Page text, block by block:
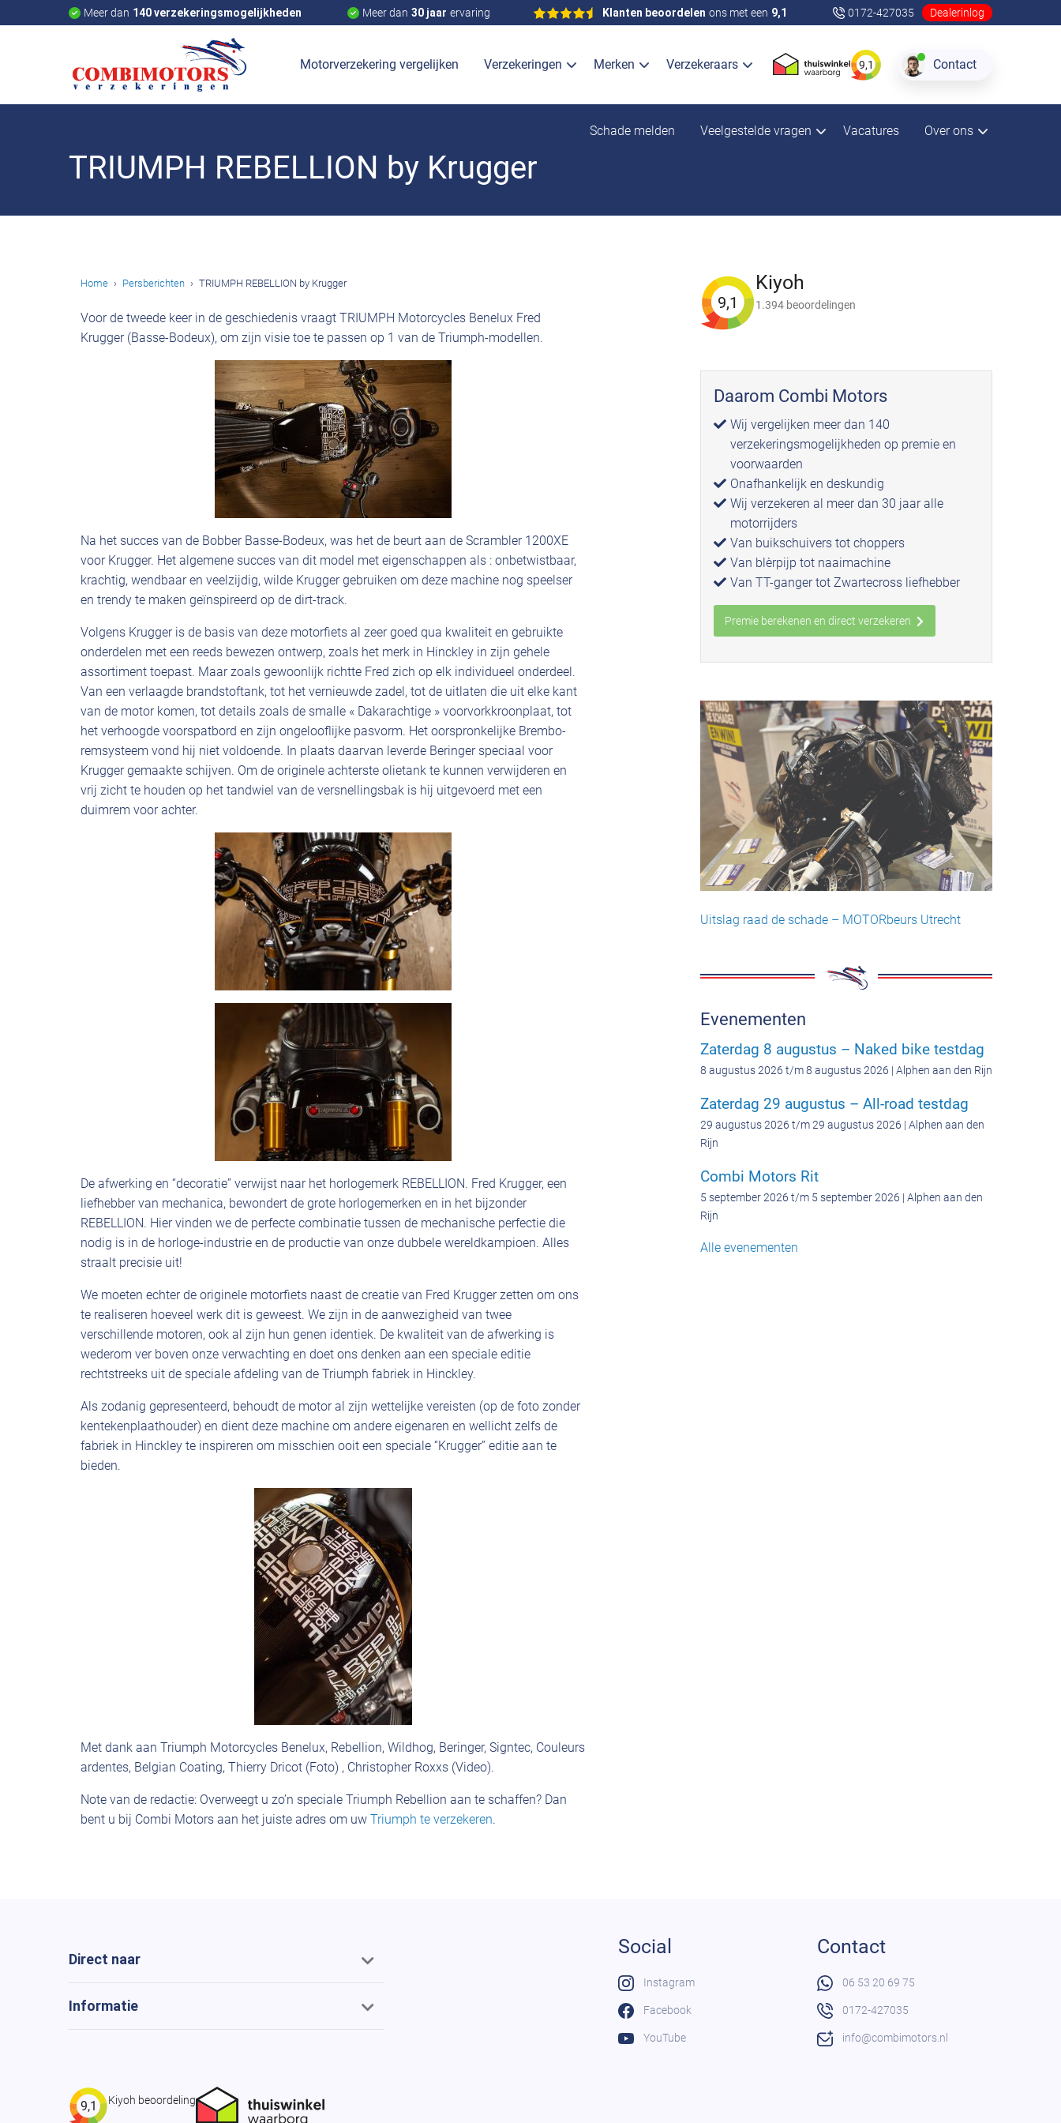
Meer dan 140 verzekeringsmogelijkheden Meer dan 30 jaar ervaring Klanten beoordelen ons met een 9,1 0172-427035 Dealerinlog
Motorverzekering vergelijken Verzekeringen Merken Verzekeraars 9,1 Contact
Schade melden Veelgestelde vragen Vacatures Over ons
TRIUMPH REBELLION by Krugger
Home Persberichten TRIUMPH REBELLION by Krugger
Voor de tweede keer in de geschiedenis vraagt TRIUMPH Motorcycles Benelux Fred
Krugger (Basse-Bodeux), om zijn visie toe te passen op 1 van de Triumph-modellen.
Na het succes van de Bobber Basse-Bodeux, was het de beurt aan de Scrambler 1200XE
voor Krugger. Het algemene succes van dit model met eigenschappen als : onbetwistbaar,
krachtig, wendbaar en veelzijdig, wilde Krugger gebruiken om deze machine nog speelser
en trendy te maken geïnspireerd op de dirt-track.
Volgens Krugger is de basis van deze motorfiets al zeer goed qua kwaliteit en gebruikte
onderdelen met een reeds bewezen ontwerp, zoals het merk in Hinckley in zijn gehele
assortiment toepast. Maar zoals gewoonlijk richtte Fred zich op elk individueel onderdeel.
Van een verlaagde brandstoftank, tot het vernieuwde zadel, tot de uitlaten die uit elke kant
van de motor komen, tot details zoals de smalle « Dakarachtige » voorvorkkroonplaat, tot
het verhoogde voorspatbord en zijn ongelooflijke pasvorm. Het oorspronkelijke Brembo-
remsysteem vond hij niet voldoende. In plaats daarvan leverde Beringer speciaal voor
Krugger gemaakte schijven. Om de originele achterste olietank te kunnen verwijderen en
vrij zicht te houden op het tandwiel van de versnellingsbak is hij uitgevoerd met een
duimrem voor achter.
De afwerking en “decoratie” verwijst naar het horlogemerk REBELLION. Fred Krugger, een
liefhebber van mechanica, bewondert de grote horlogemerken en in het bijzonder
REBELLION. Hier vinden we de perfecte combinatie tussen de mechanische perfectie die
nodig is in de horloge-industrie en de productie van onze dubbele wereldkampioen. Alles
straalt precisie uit!
We moeten echter de originele motorfiets naast de creatie van Fred Krugger zetten om ons
te realiseren hoeveel werk dit is geweest. We zijn in de aanwezigheid van twee
verschillende motoren, ook al zijn hun genen identiek. De kwaliteit van de afwerking is
wederom ver boven onze verwachting en doet ons denken aan een speciale editie
rechtstreeks uit de speciale afdeling van de Triumph fabriek in Hinckley.
Als zodanig gepresenteerd, behoudt de motor al zijn wettelijke vereisten (op de foto zonder
kentekenplaathouder) en dient deze machine om andere eigenaren en wellicht zelfs de
fabriek in Hinckley te inspireren om misschien ooit een speciale “Krugger” editie aan te
bieden.
Met dank aan Triumph Motorcycles Benelux, Rebellion, Wildhog, Beringer, Signtec, Couleurs
ardentes, Belgian Coating, Thierry Dricot (Foto) , Christopher Roxxs (Video).
Note van de redactie: Overweegt u zo’n speciale Triumph Rebellion aan te schaffen? Dan
bent u bij Combi Motors aan het juiste adres om uw Triumph te verzekeren.
9,1
Kiyoh
1.394 beoordelingen
Daarom Combi Motors
Wij vergelijken meer dan 140
verzekeringsmogelijkheden op premie en
voorwaarden
Onafhankelijk en deskundig
Wij verzekeren al meer dan 30 jaar alle
motorrijders
Van buikschuivers tot choppers
Van blèrpijp tot naaimachine
Van TT-ganger tot Zwartecross liefhebber
Premie berekenen en direct verzekeren
Uitslag raad de schade – MOTORbeurs Utrecht
Evenementen
Zaterdag 8 augustus – Naked bike testdag
8 augustus 2026 t/m 8 augustus 2026 | Alphen aan den Rijn
Zaterdag 29 augustus – All-road testdag
29 augustus 2026 t/m 29 augustus 2026 | Alphen aan den
Rijn
Combi Motors Rit
5 september 2026 t/m 5 september 2026 | Alphen aan den
Rijn
Alle evenementen
Direct naar
Informatie
9,1 Kiyoh beoordeling
Social
Instagram
Facebook
YouTube
Contact
06 53 20 69 75
0172-427035
info@combimotors.nl